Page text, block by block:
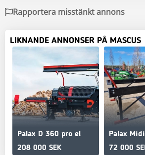
Rapportera misstänkt annons
LIKNANDE ANNONSER PÅ MASCUS
Palax D 360 pro el
208 000 SEK
Palax
72 000